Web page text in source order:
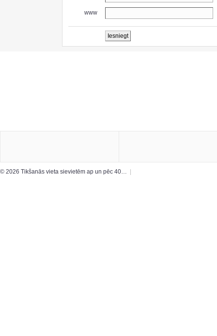
www
© 2026 Tikšanās vieta sievietēm ap un pēc 40…